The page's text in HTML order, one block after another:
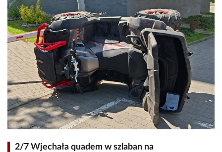
2/7 Wjechała quadem w szlaban na